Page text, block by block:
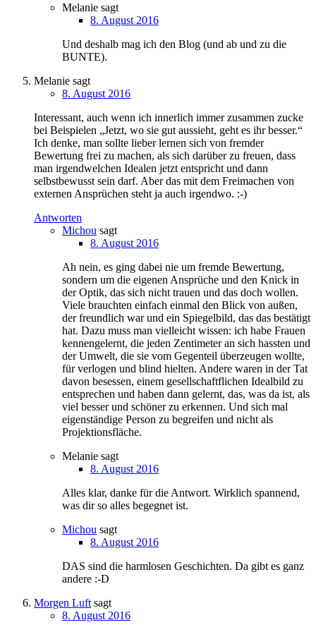
Melanie sagt
8. August 2016
Und deshalb mag ich den Blog (und ab und zu die
BUNTE).
Melanie sagt
8. August 2016
Interessant, auch wenn ich innerlich immer zusammen zucke
bei Beispielen „Jetzt, wo sie gut aussieht, geht es ihr besser.“
Ich denke, man sollte lieber lernen sich von fremder
Bewertung frei zu machen, als sich darüber zu freuen, dass
man irgendwelchen Idealen jetzt entspricht und dann
selbstbewusst sein darf. Aber das mit dem Freimachen von
externen Ansprüchen steht ja auch irgendwo. :-)
Antworten
Michou sagt
8. August 2016
Ah nein, es ging dabei nie um fremde Bewertung,
sondern um die eigenen Ansprüche und den Knick in
der Optik, das sich nicht trauen und das doch wollen.
Viele brauchten einfach einmal den Blick von außen,
der freundlich war und ein Spiegelbild, das das bestätigt
hat. Dazu muss man vielleicht wissen: ich habe Frauen
kennengelernt, die jeden Zentimeter an sich hassten und
der Umwelt, die sie vom Gegenteil überzeugen wollte,
für verlogen und blind hielten. Andere waren in der Tat
davon besessen, einem gesellschaftflichen Idealbild zu
entsprechen und haben dann gelernt, das, was da ist, als
viel besser und schöner zu erkennen. Und sich mal
eigenständige Person zu begreifen und nicht als
Projektionsfläche.
Melanie sagt
8. August 2016
Alles klar, danke für die Antwort. Wirklich spannend,
was dir so alles begegnet ist.
Michou sagt
8. August 2016
DAS sind die harmlosen Geschichten. Da gibt es ganz
andere :-D
Morgen Luft sagt
8. August 2016